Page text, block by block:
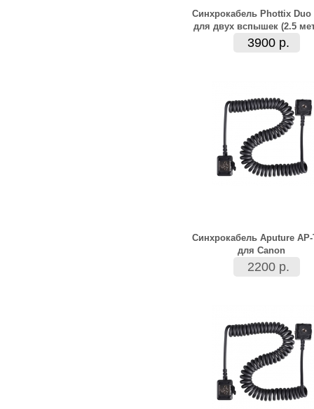
Синхрокабель Phottix Duo
для двух вспышек (2.5
3900 р.
Синхрокабель Aputure AP-
для Canon
2200 р.